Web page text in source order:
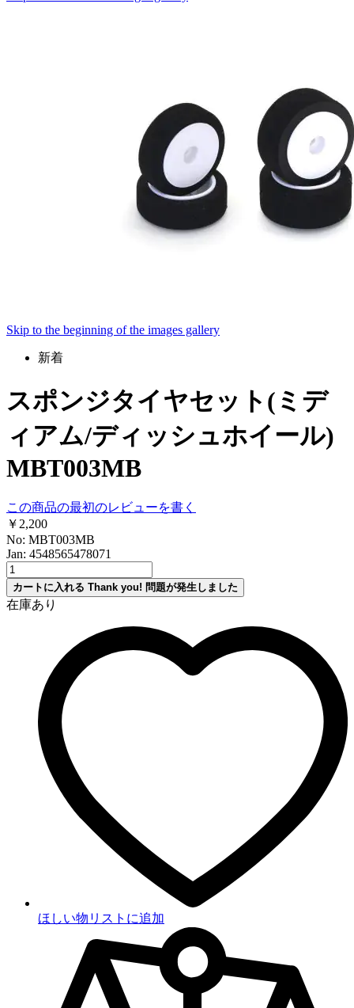
Skip to the beginning of the images gallery
新着
スポンジタイヤセット(ミデ
ィアム/ディッシュホイール)
MBT003MB
この商品の最初のレビューを書く
￥2,200
No: MBT003MB
Jan: 4548565478071
カートに入れる Thank you! 問題が発生しました
在庫あり
ほしい物リストに追加